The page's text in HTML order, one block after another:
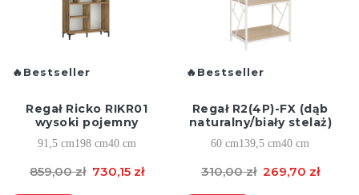
Bestseller
Regał Ricko RIKR01
wysoki pojemny
91,5 cm198 cm40 cm
730,15 zł
859,00 zł
Bestseller
Regał R2(4P)-FX (dąb
naturalny/biały stelaż)
60 cm139,5 cm40 cm
269,70 zł
310,00 zł